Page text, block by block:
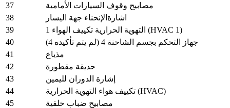
37
مصابيح وقوف السيارات الأمامية
38
اشارةالإنحناء جهة اليسار
39
التهوية الحرارية تكييف الهواء 1 (HVAC 1)
40
جهاز التحكم بجسم الشاحنة 4 (لم يتم تأكيده 4)
41
مذياع
42
حديقة مقطورة
43
إشارة الدوران لليمين
44
تكييف هواء التهوية الحرارية (HVAC)
45
مصابيح ضباب خلفية